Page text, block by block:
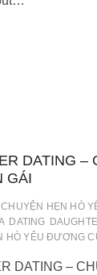
DATING –
GÁI
CHUYỆN HẸN HÒ
DATING
HÒ YÊU ĐƯƠNG
DATING –